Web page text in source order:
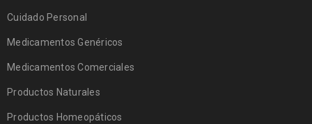
Cuidado Personal
Medicamentos Genéricos
Medicamentos Comerciales
Productos Naturales
Productos Homeopáticos